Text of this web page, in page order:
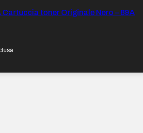
Cartuccia toner Originale Nero – 89A